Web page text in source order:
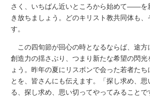
さく、いちばん近いところから始めて――を
き放ちましょう。どのキリスト教共同体も
す。
この四旬節が回心の時となるならば、途方
創造力の揺さぶり、つまり新たな希望の閃光
ょう。昨年の夏にリスボンで会った若者たち
とを、皆さんにも伝えます。「探し求め、思
る、探し求め、思い切ってやってみることで